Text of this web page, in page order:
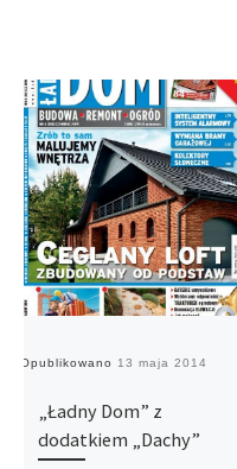
Opublikowano 13 maja 2014
„Ładny Dom” z
dodatkiem „Dachy”